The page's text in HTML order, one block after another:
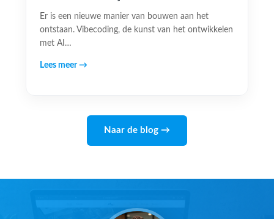
Er is een nieuwe manier van bouwen aan het
ontstaan. Vibecoding, de kunst van het ontwikkelen
met AI…
Lees meer →
Naar de blog →